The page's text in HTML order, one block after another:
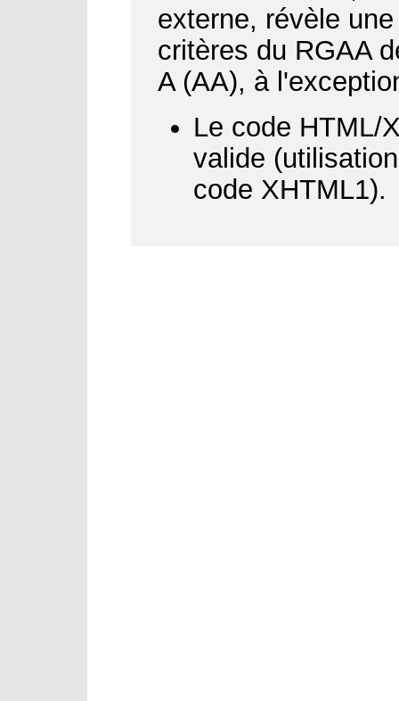
externe, révèle
critères du RGAA
A (AA), à
Le code HTML/
valide
code XHTML1).